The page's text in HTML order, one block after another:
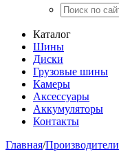
Каталог
Шины
Диски
Грузовые шины
Камеры
Аксессуары
Аккумуляторы
Контакты
Главная/Производители